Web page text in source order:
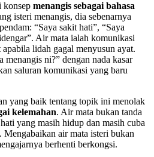
konsep menangis sebagai bahasa
isteri menangis, dia sebenarnya
“Saya sakit hati”, “Saya
Air mata ialah komunikasi
lidah gagal menyusun ayat.
menangis ni?” dengan nada kasar
saluran komunikasi yang baru
yang baik tentang topik ini menolak
kelemahan. Air mata bukan tanda
yang masih hidup dan masih cuba
Mengabaikan air mata isteri bukan
berhenti berkongsi.